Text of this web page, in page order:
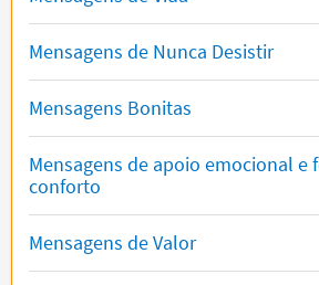
Mensagens de Nunca Desistir
Mensagens Bonitas
Mensagens de apoio emocional e
conforto
Mensagens de Valor